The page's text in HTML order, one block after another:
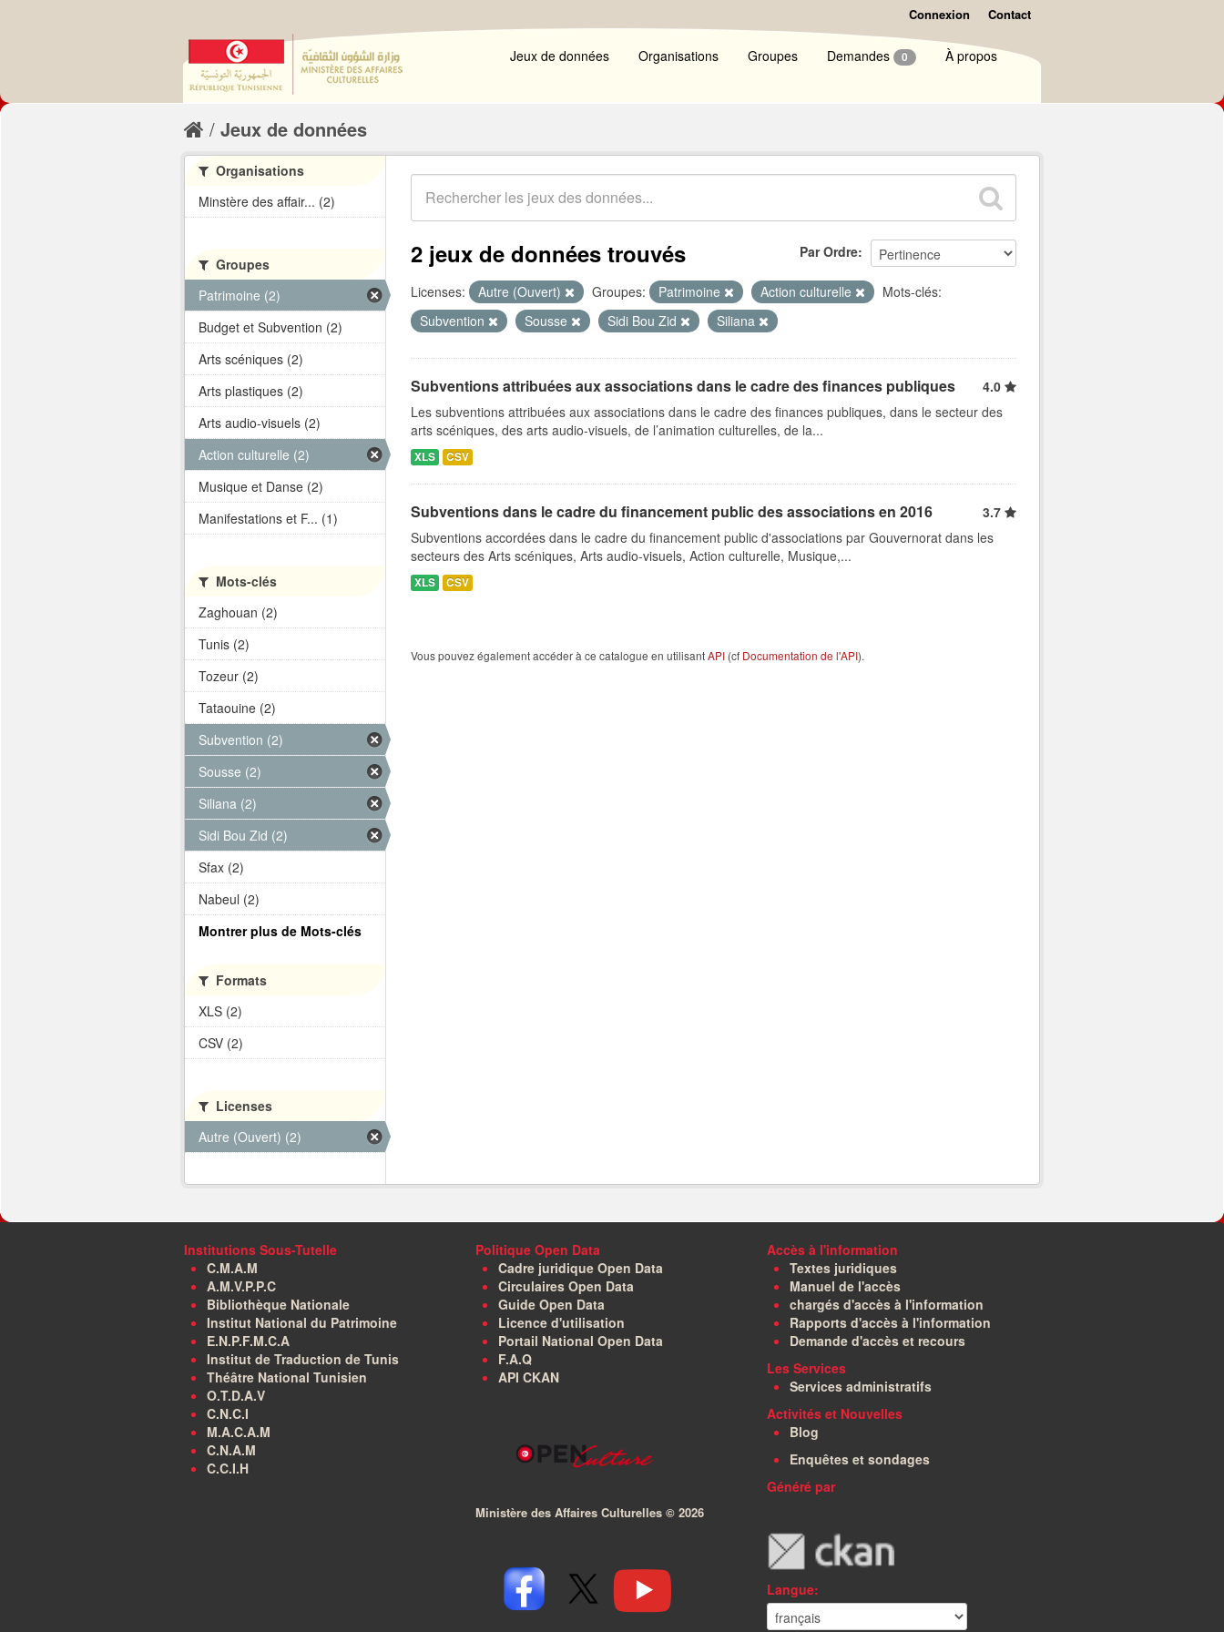
Connexion Contact
Jeux de données Organisations Groupes Demandes 0 À propos
Jeux de données
Par Ordre
2 jeux de données trouvés
Licenses: Autre (Ouvert) Groupes: Patrimoine Action culturelle
Mots-clés:
Subvention
Sousse Sidi Bou Zid Siliana
Subventions attribuées aux associations dans le cadre des finances publiques
4.0
Les subventions attribuées aux associations dans le cadre des finances publiques, dans le secteur des
arts scéniques, des arts audio-visuels, de l’animation culturelles, de la...
XLS CSV
Subventions dans le cadre du financement public des associations en 2016
3.7
Subventions accordées dans le cadre du financement public d'associations par Gouvernorat dans les
secteurs des Arts scéniques, Arts audio-visuels, Action culturelle, Musique,...
XLS CSV
Vous pouvez également accéder à ce catalogue en utilisantAPI (cf Documentation de l'API).
Organisations
Minstère des affair... (2)
Groupes
Patrimoine (2)
Budget et Subvention (2)
Arts scéniques (2)
Arts plastiques (2)
Arts audio-visuels (2)
Action culturelle (2)
Musique et Danse (2)
Manifestations et F... (1)
Mots-clés
Zaghouan (2)
Tunis (2)
Tozeur (2)
Tataouine (2)
Subvention (2)
Sousse (2)
Siliana (2)
Sidi Bou Zid (2)
Sfax (2)
Nabeul (2)
Montrer plus de Mots-clés
Formats
XLS (2)
CSV (2)
Licenses
Autre (Ouvert) (2)
Institutions Sous-Tutelle
C.M.A.M
A.M.V.P.P.C
Bibliothèque Nationale
Institut National du Patrimoine
E.N.P.F.M.C.A
Institut de Traduction de Tunis
Théâtre National Tunisien
O.T.D.A.V
C.N.C.I
M.A.C.A.M
C.N.A.M
C.C.I.H
Politique Open Data
Cadre juridique Open Data
Circulaires Open Data
Guide Open Data
Licence d'utilisation
Portail National Open Data
F.A.Q
API CKAN
Ministère des Affaires Culturelles © 2026
Accès à l'information
Textes juridiques
Manuel de l'accès
chargés d'accès à l'information
Rapports d'accès à l'information
Demande d'accès et recours
Les Services
Services administratifs
Activités et Nouvelles
Blog
Enquêtes et sondages
Généré par
Langue